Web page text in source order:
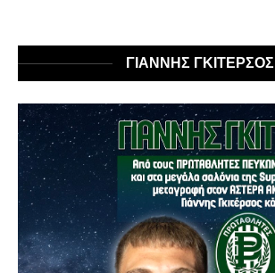
ΓΙΑΝΝΗΣ ΓΚΙΤΕΡΣΟΣ